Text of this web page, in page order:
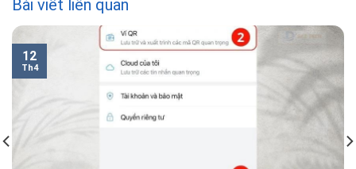
Bài viết liên quan
12
Th4